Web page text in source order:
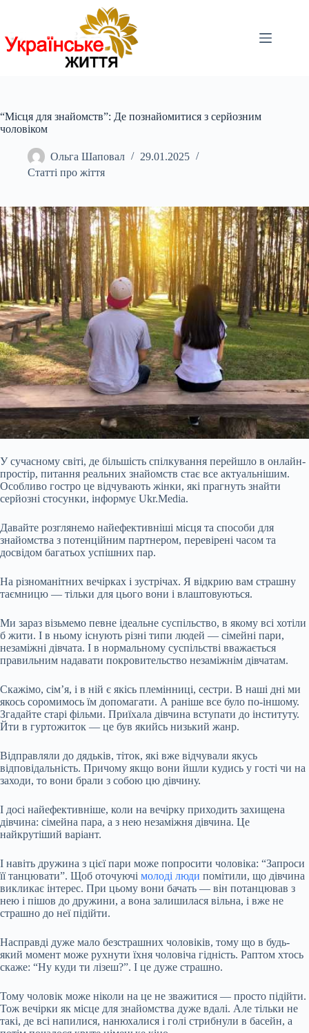
“Місця для знайомств”: Де познайомитися з серйозним
чоловіком
Ольга Шаповал
29.01.2025
Статті про жіття
У сучасному світі, де більшість спілкування перейшло в онлайн-
простір, питання реальних знайомств стає все актуальнішим.
Особливо гостро це відчувають жінки, які прагнуть знайти
серйозні стосунки, інформує Ukr.Media.
Давайте розглянемо найефективніші місця та способи для
знайомства з потенційним партнером, перевірені часом та
досвідом багатьох успішних пар.
На різноманітних вечірках і зустрічах. Я відкрию вам страшну
таємницю — тільки для цього вони і влаштовуються.
Ми зараз візьмемо певне ідеальне суспільство, в якому всі хотіли
б жити. І в ньому існують різні типи людей — сімейні пари,
незаміжні дівчата. І в нормальному суспільстві вважається
правильним надавати покровительство незаміжнім дівчатам.
Скажімо, сім’я, і в ній є якісь племінниці, сестри. В наші дні ми
якось соромимось їм допомагати. А раніше все було по-іншому.
Згадайте старі фільми. Приїхала дівчина вступати до інституту.
Йти в гуртожиток — це був якийсь низький жанр.
Відправляли до дядьків, тіток, які вже відчували якусь
відповідальність. Причому якщо вони йшли кудись у гості чи на
заходи, то вони брали з собою цю дівчину.
І досі найефективніше, коли на вечірку приходить захищена
дівчина: сімейна пара, а з нею незаміжня дівчина. Це
найкрутіший варіант.
І навіть дружина з цієї пари може попросити чоловіка: “Запроси
її танцювати”. Щоб оточуючі молоді люди помітили, що дівчина
викликає інтерес. При цьому вони бачать — він потанцював з
нею і пішов до дружини, а вона залишилася вільна, і вже не
страшно до неї підійти.
Насправді дуже мало безстрашних чоловіків, тому що в будь-
який момент може рухнути їхня чоловіча гідність. Раптом хтось
скаже: “Ну куди ти лізеш?”. І це дуже страшно.
Тому чоловік може ніколи на це не зважитися — просто підійти.
Тож вечірки як місце для знайомства дуже вдалі. Але тільки не
такі, де всі напилися, нанюхалися і голі стрибнули в басейн, а